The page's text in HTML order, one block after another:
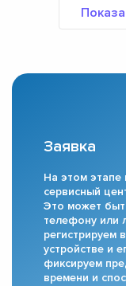
Заявка
На этом
сервисный
Это может
телефону или
регистрируем
устройстве и
фиксируем
времени и